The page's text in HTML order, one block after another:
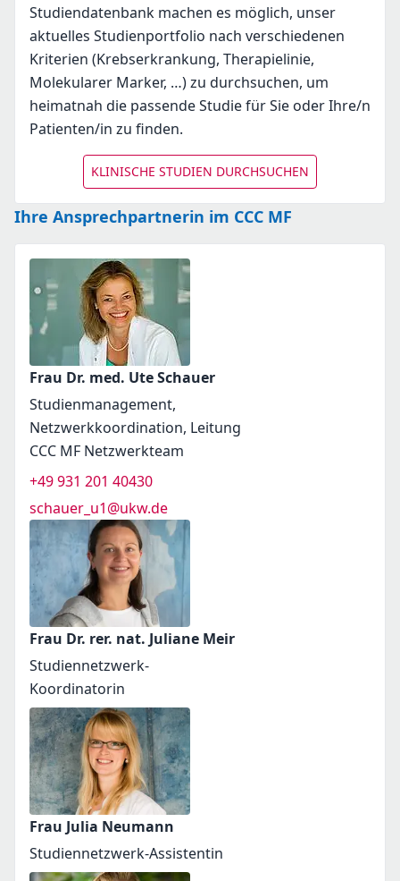
Studiendatenbank machen es möglich, unser
aktuelles Studienportfolio nach verschiedenen
Kriterien (Krebserkrankung, Therapielinie,
Molekularer Marker, …) zu durchsuchen, um
heimatnah die passende Studie für Sie oder Ihre/n
Patienten/in zu finden.
KLINISCHE STUDIEN DURCHSUCHEN
Ihre Ansprechpartnerin im CCC MF
Frau Dr. med. Ute Schauer
Studienmanagement,
Netzwerkkoordination, Leitung
CCC MF Netzwerkteam
+49 931 201 40430
schauer_u1@ukw.de
Frau Dr. rer. nat. Juliane Meir
Studiennetzwerk-
Koordinatorin
Frau Julia Neumann
Studiennetzwerk-Assistentin